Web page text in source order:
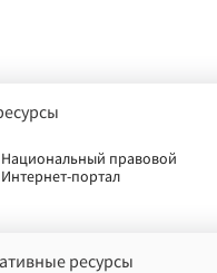
Национальный правовой
Интернет-портал
ресурсы